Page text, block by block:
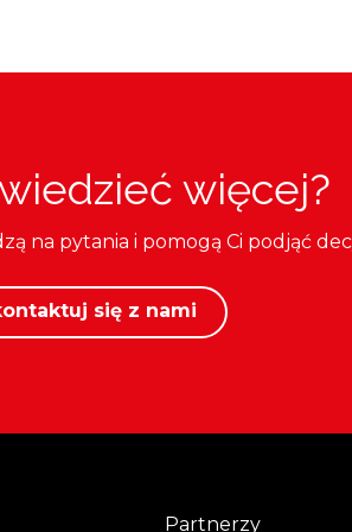
więcej?
na pytania i pomogą Ci podjąć
się z nami
Partnerzy